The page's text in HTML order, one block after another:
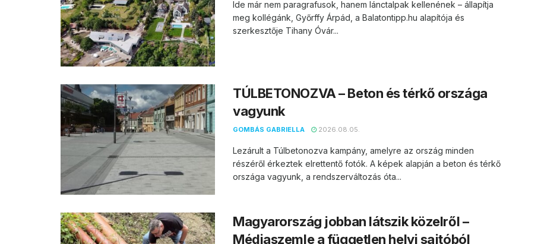
Ide már nem paragrafusok, hanem lánctalpak kellenének – állapítja
meg kollégánk, Győrffy Árpád, a Balatontipp.hu alapítója és
szerkesztője Tihany Óvár...
TÚLBETONOZVA – Beton és térkő országa
vagyunk
GOMBÁS GABRIELLA 2026.08.05.
Lezárult a Túlbetonozva kampány, amelyre az ország minden
részéről érkeztek elrettentő fotók. A képek alapján a beton és térkő
országa vagyunk, a rendszerváltozás óta...
Magyarország jobban látszik közelről –
Médiaszemle a független helyi sajtóból